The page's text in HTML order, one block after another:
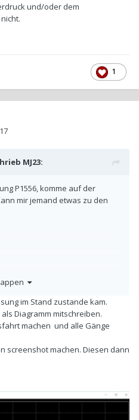
und/oder dem
1
MJ23:
P1556, komme auf der
mir jemand etwas zu den
im Stand zustande kam.
Diagramm mitschreiben.
machen und alle Gänge
screenshot machen. Diesen dann